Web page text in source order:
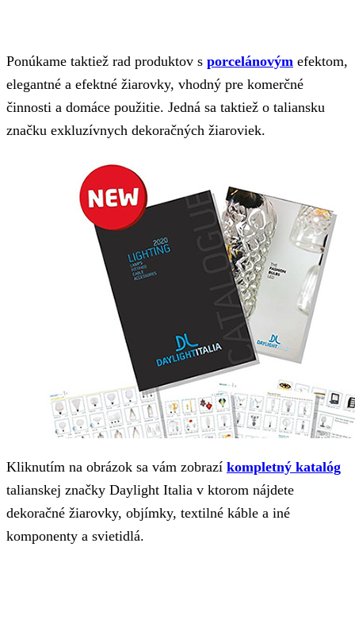
Ponúkame taktiež rad produktov s porcelánovým efektom,
elegantné a efektné žiarovky, vhodný pre komerčné
činnosti a domáce použitie. Jedná sa taktiež o taliansku
značku exkluzívnych dekoračných žiaroviek.
Kliknutím na obrázok sa vám zobrazí kompletný katalóg
talianskej značky Daylight Italia v ktorom nájdete
dekoračné žiarovky, objímky, textilné káble a iné
komponenty a svietidlá.